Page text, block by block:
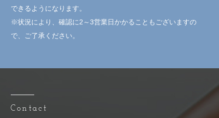
できるようになります。
※状況により、確認に2～3営業日かかることもございますの
で、ご了承ください。
Contact